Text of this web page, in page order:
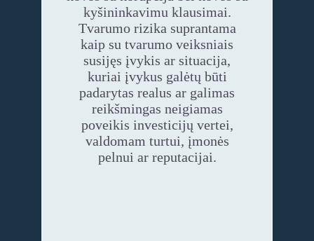
kyšininkavimu klausimai.
Tvarumo rizika suprantama
kaip su tvarumo veiksniais
susijęs įvykis ar situacija,
kuriai įvykus galėtų būti
padarytas realus ar galimas
reikšmingas neigiamas
poveikis investicijų vertei,
valdomam turtui, įmonės
pelnui ar reputacijai.